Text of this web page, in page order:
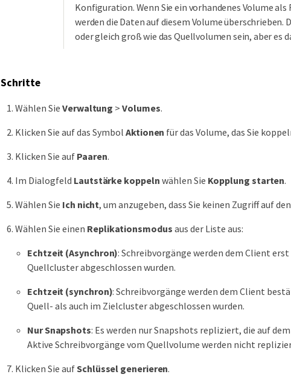
Konfiguration. Wenn Sie ein vorhandenes Volume
werden die Daten auf diesem Volume überschrieben.
oder gleich groß wie das Quellvolumen sein, aber es
Schritte
Wählen Sie Verwaltung >Volumes.
Klicken Sie auf das Symbol Aktionen für das Volume, das Sie
Klicken Sie auf Paaren.
Im Dialogfeld Lautstärke koppeln wählen Sie Kopplung starten.
Wählen Sie Ich nicht, um anzugeben, dass Sie keinen Zugriff auf
Wählen Sie einen Replikationsmodus aus der Liste aus:
Echtzeit (Asynchron): Schreibvorgänge werden dem Client
Quellcluster abgeschlossen wurden.
Echtzeit (synchron): Schreibvorgänge werden dem Client
Quell- als auch im Zielcluster abgeschlossen wurden.
Nur Snapshots: Es werden nur Snapshots repliziert, die auf
Aktive Schreibvorgänge vom Quellvolume werden nicht
Klicken Sie aufSchlüssel generieren.